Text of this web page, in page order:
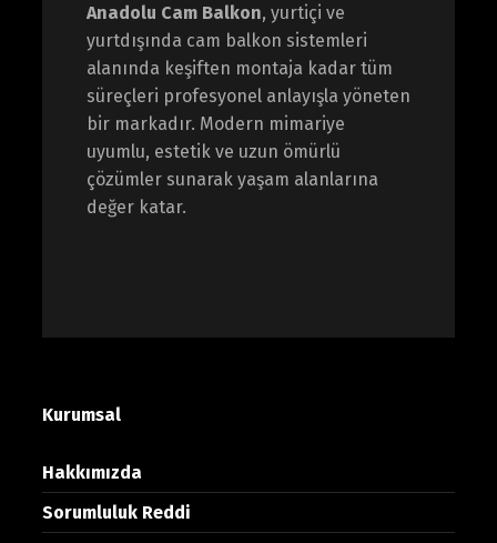
Anadolu Cam Balkon, yurtiçi ve
yurtdışında cam balkon sistemleri
alanında keşiften montaja kadar tüm
süreçleri profesyonel anlayışla yöneten
bir markadır. Modern mimariye
uyumlu, estetik ve uzun ömürlü
çözümler sunarak yaşam alanlarına
değer katar.
Kurumsal
Hakkımızda
Sorumluluk Reddi